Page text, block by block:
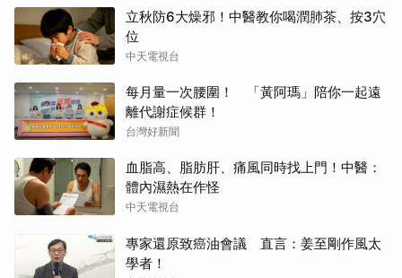
立秋防6大燥邪！中醫教你喝潤肺茶、按3穴
位
中天電視台
每月量一次腰圍！ 「黃阿瑪」陪你一起遠
離代謝症候群！
台灣好新聞
血脂高、脂肪肝、痛風同時找上門！中醫：
體內濕熱在作怪
中天電視台
專家還原致癌油會議 直言：姜至剛作風太
學者！